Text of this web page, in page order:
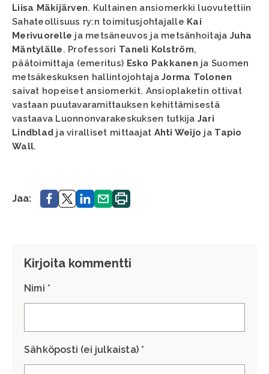
Liisa Mäkijärven. Kultainen ansiomerkki luovutettiin
Sahateollisuus ry:n toimitusjohtajalle Kai
Merivuorelle ja metsäneuvos ja metsänhoitaja Juha
Mäntylälle. Professori Taneli Kolström,
päätoimittaja (emeritus) Esko Pakkanen ja Suomen
metsäkeskuksen hallintojohtajaJorma Tolonen
saivat hopeiset ansiomerkit. Ansioplaketin ottivat
vastaan puutavaramittauksen kehittämisestä
vastaava Luonnonvarakeskuksen tutkija Jari
Lindblad ja viralliset mittaajat Ahti Weijo ja Tapio
Wall.
Jaa: Jaa. Jaa.Jaa. Jaa. Tulosta
sivu.
Kirjoita kommentti
Nimi *
Sähköposti (ei julkaista) *